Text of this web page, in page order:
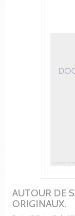
AUTOUR DE
ORIGINAUX.